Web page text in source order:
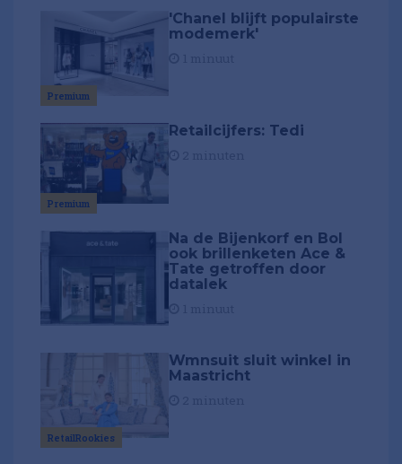
Premium
'Chanel blijft populairste
modemerk'
Premium
Retailcijfers: Tedi
Na de Bijenkorf en Bol
ook brillenketen Ace &
Tate getroffen door
datalek
RetailRookies
Wmnsuit sluit winkel in
Maastricht